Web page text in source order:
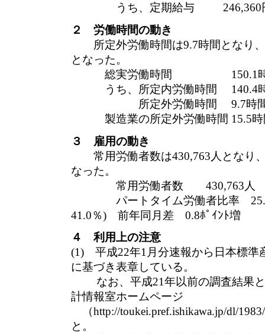
うち、定期給与 246,360
２ 労働時間の動き
所定外労働時間は9.7時間となり、
となった。
総実労働時間 150.1時間
うち、所定内労働時間 140.4
所定外労働時間 9.7時間 前
製造業の所定外労働時間 15.5時
３ 雇用の動き
常用労働者数は430,763人となり
なった。
常用労働者数 430,763人
パートタイム労働者比率 25.2
41.0％) 前年同月差 0.8ﾎﾟｲﾝﾄ増
４ 利用上の注意
(1) 平成22年1月分速報から日本標準
に基づき表章している。
なお、平成21年以前の調査結果と
計情報室ホームページ
（http://toukei.pref.ishikawa.jp/dl/
と。